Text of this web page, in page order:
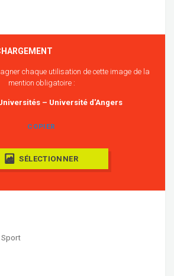
chaque utilisation de cette image de la
mention obligatoire :
– Université d'Angers
COPIER
SÉLECTIONNER
Sport